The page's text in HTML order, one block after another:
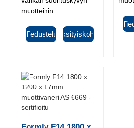
muotteihin...
Tiedustelu Yksityiskohta